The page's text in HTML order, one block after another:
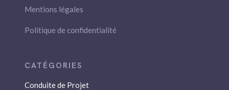
Mentions légales
Politique de confidentialité
Conduite de Projet